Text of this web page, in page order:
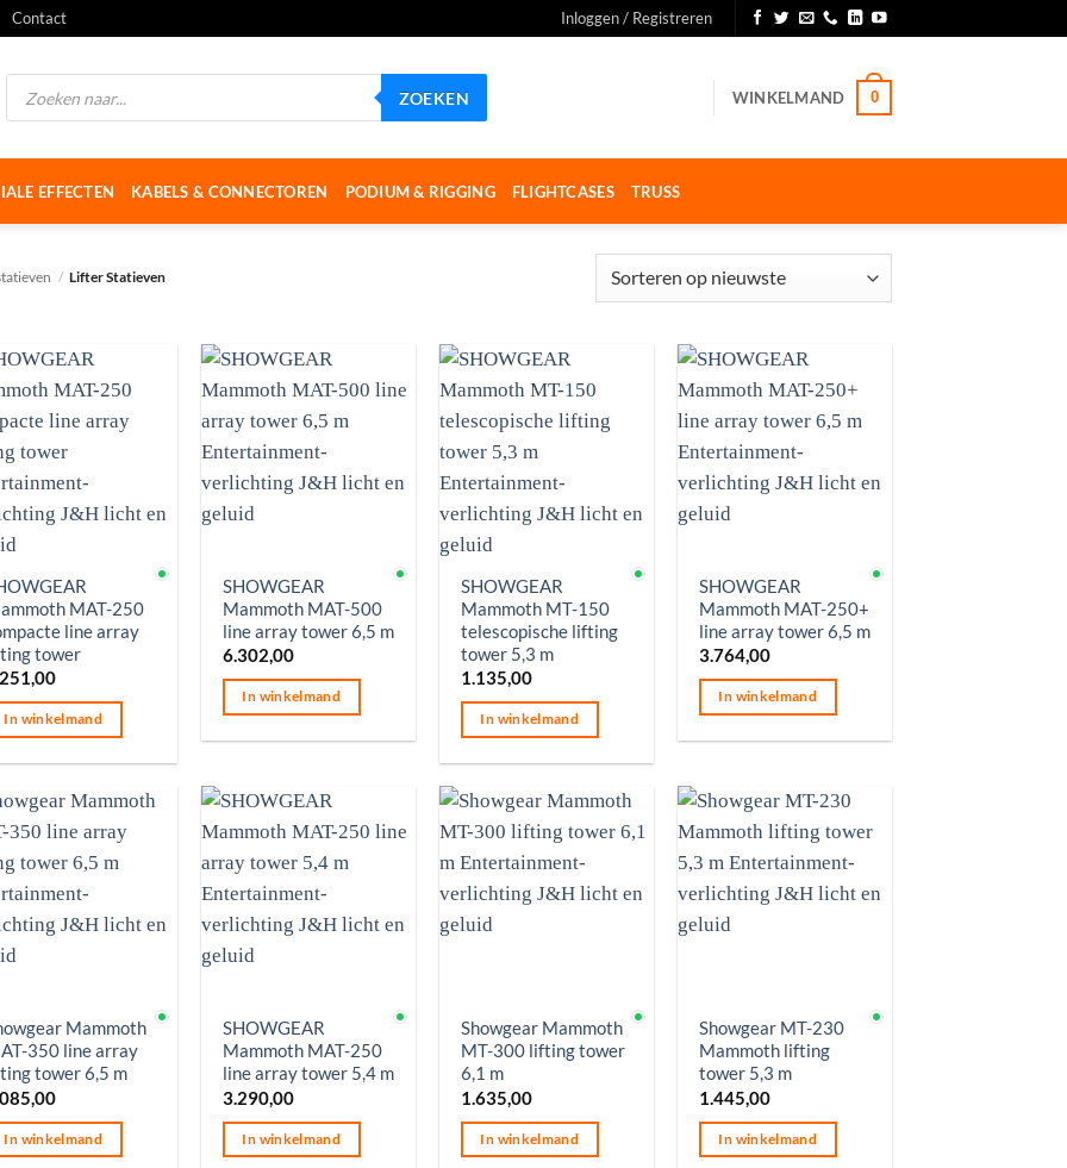
Contact Inloggen / Registreren
Producten
zoeken
ZOEKEN WINKELMAND 0
EFFECTEN KABELS & CONNECTOREN PODIUM & RIGGING FLIGHTCASES TRUSS
/ Lifter Statieven
voorraad
MAT-250
line array
tower
In winkelmand
Op voorraad
SHOWGEAR
Mammoth MAT-500
line array tower 6,5 m
6.302,00
In winkelmand
Op voorraad
SHOWGEAR
Mammoth MT-150
telescopische lifting
tower 5,3 m
1.135,00
In winkelmand
Op voorraad
SHOWGEAR
Mammoth MAT-250+
line array tower 6,5 m
3.764,00
In winkelmand
voorraadMammoth
350 line array
tower 6,5 m
In winkelmand
Op voorraad
SHOWGEAR
Mammoth MAT-250
line array tower 5,4 m
3.290,00
In winkelmand
Op voorraad
Showgear Mammoth
MT-300 lifting tower
6,1 m
1.635,00
In winkelmand
Op voorraad
Showgear MT-230
Mammoth lifting
tower 5,3 m
1.445,00
In winkelmand